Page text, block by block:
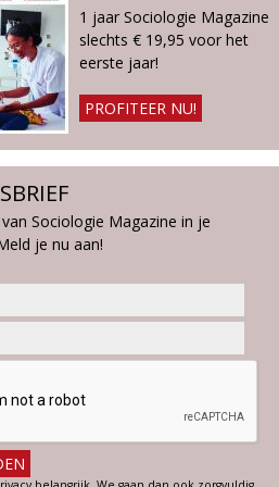
1 jaar Sociologie Magazine
slechts € 19,95 voor het
eerste jaar!
PROFITEER NU!
Sociologie Magazine in je
je nu aan!